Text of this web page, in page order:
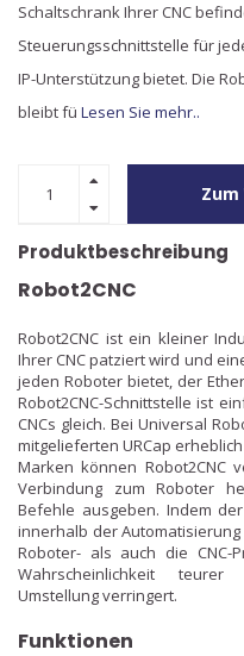
Schaltschrank Ihrer CNC
Steuerungsschnittstelle für
IP-Unterstützung bietet. Die
bleibt fü Lesen Sie mehr..
Produktbeschreibung
Robot2CNC
Robot2CNC ist ein kleiner
Ihrer CNC patziert wird und
jeden Roboter bietet, der
Robot2CNC-Schnittstelle ist
CNCs gleich. Bei Universal
mitgelieferten URCap
Marken können Robot2CNC
Verbindung zum Roboter
Befehle ausgeben. Indem
innerhalb der
Roboter- als auch die CNC-
Wahrscheinlichkeit
Umstellung verringert.
Funktionen